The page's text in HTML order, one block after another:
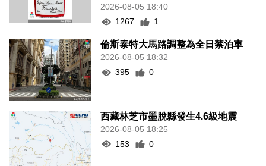
2026-08-05 18:40
1267
1
倫斯泰特大馬路調整為全日禁泊車
2026-08-05 18:32
395
0
西藏林芝市墨脫縣發生4.6級地震
2026-08-05 18:25
153
0